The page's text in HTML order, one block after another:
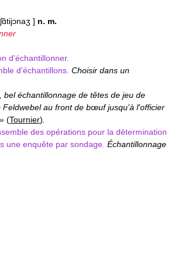
] n. m.
d'échantillonner.
d'échantillons. Choisir dans un
bel échantillonnage de têtes de jeu de
Feldwebel au front de bœuf jusqu'à l'officier
(Tournier)
des opérations pour la détermination
une enquête par sondage. Échantillonnage